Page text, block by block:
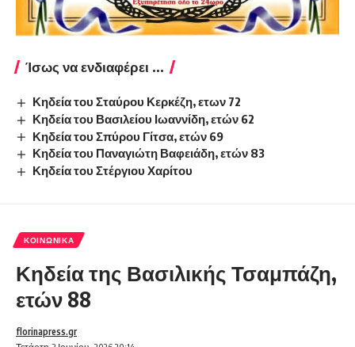
Ίσως να ενδιαφέρει ...
Κηδεία του Σταύρου Κερκέζη, ετων 72
Κηδεία του Βασιλείου Ιωαννίδη, ετών 62
Κηδεία του Σπύρου Γίτσα, ετών 69
Κηδεία του Παναγιώτη Βαφειάδη, ετών 83
Κηδεία του Στέργιου Χαρίτου
ΚΟΙΝΩΝΙΚΆ
Κηδεία της Βασιλικής Τσαμπάζη,
ετών 88
florinapress.gr